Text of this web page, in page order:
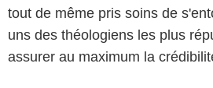
tout de même pris soins de
uns des théologiens les plus
assurer au maximum la